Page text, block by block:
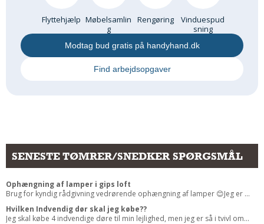
Flyttehjælp Møbelsamlin
g
Rengøring
Vinduespud
sning
Modtag bud gratis på handyhand.dk
Find arbejdsopgaver
SENESTE TØMRER/SNEDKER SPØRGSMÅL
Ophængning af lamper i gips loft
Brug for kyndig rådgivning vedrørende ophængning af lamper 😊Jeg er ...
Hvilken Indvendig dør skal jeg købe??
Jeg skal købe 4 indvendige døre til min lejlighed, men jeg er så i tvivl om...